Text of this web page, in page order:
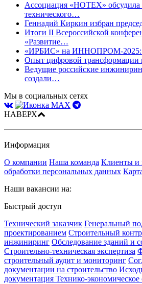
Ассоциация «НОТЕХ» обсудила
технического…
Геннадий Киркин избран
Итоги II Всероссийской
«Развитие…
«ИРБИС» на ИННОПРОМ-2025:
Опыт цифровой
Ведущие российские
создали…
Мы в социальных сетях
НАВЕРХ
Информация
О компании Наша команда Клиенты и
обработки персональных данных
Наши вакансии на:
Быстрый доступ
Технический заказчик Генеральный
проектированием Строительный
инжиниринг Обследование зданий и
Строительно-техническая экспертиза
строительный аудит и мониторинг
документации на строительство
документация Технико-экономическое